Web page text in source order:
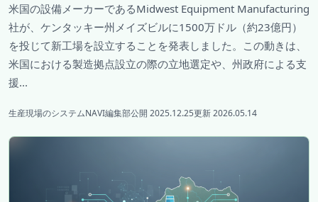
米国の設備メーカーであるMidwest Equipment Manufacturing
社が、ケンタッキー州メイズビルに1500万ドル（約23億円）
を投じて新工場を設立することを発表しました。この動きは、
米国における製造拠点設立の際の立地選定や、州政府による支
援...
生産現場のシステムNAVI編集部公開 2025.12.25更新 2026.05.14